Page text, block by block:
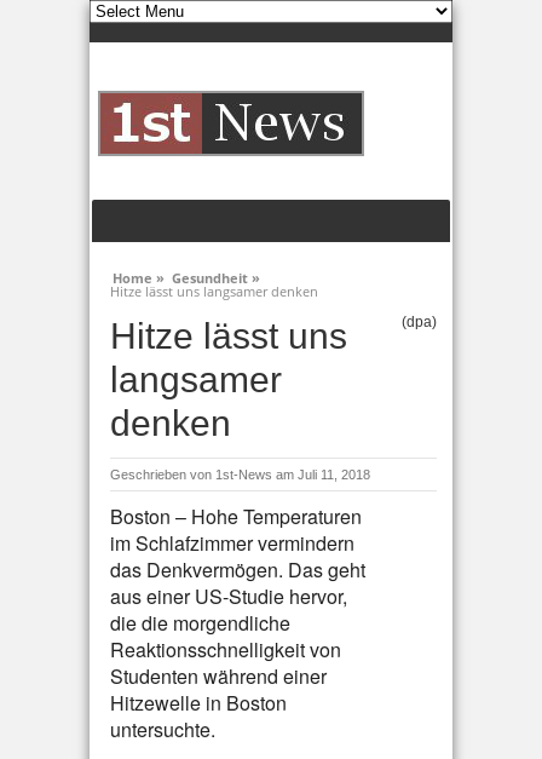
Home » Gesundheit »
Hitze lässt uns langsamer denken
Hitze lässt uns
langsamer
denken
(dpa)
Geschrieben von 1st-News am Juli 11, 2018
Boston – Hohe Temperaturen
im Schlafzimmer vermindern
das Denkvermögen. Das geht
aus einer US-Studie hervor,
die die morgendliche
Reaktionsschnelligkeit von
Studenten während einer
Hitzewelle in Boston
untersuchte.